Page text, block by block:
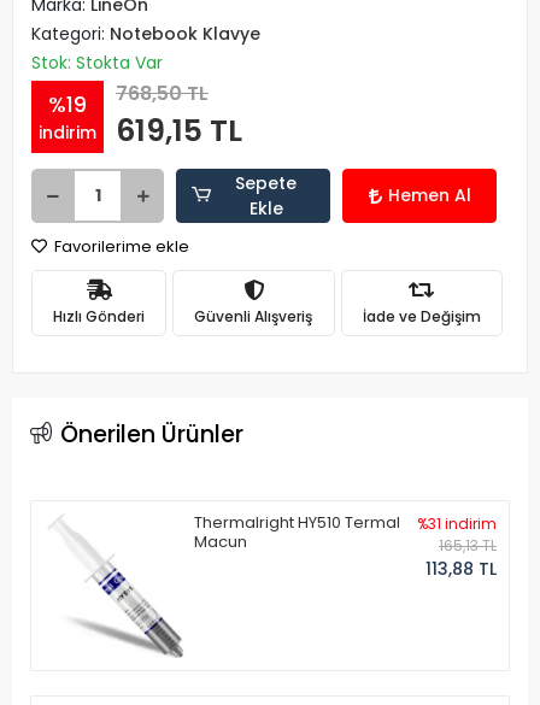
Marka: LineOn
Kategori: Notebook Klavye
Stok: Stokta Var
%19
indirim
768,50 TL
619,15 TL
Sepete
Ekle
Hemen Al
Favorilerime ekle
Hızlı Gönderi Güvenli Alışveriş İade ve Değişim
Önerilen Ürünler
Thermalright HY510 Termal
Macun
%31 indirim
165,13 TL
113,88 TL